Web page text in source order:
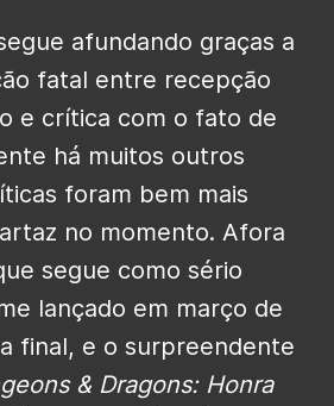
afundando graças a
fatal entre recepção
e crítica com o fato de
há muitos outros
foram bem mais
no momento. Afora
segue como sério
lançado em março de
final, e o surpreendente
& Dragons: Honra